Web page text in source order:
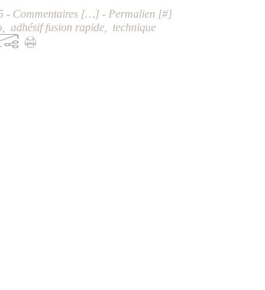
- Commentaires […] - Permalien [#]
,adhésif fusion rapide technique